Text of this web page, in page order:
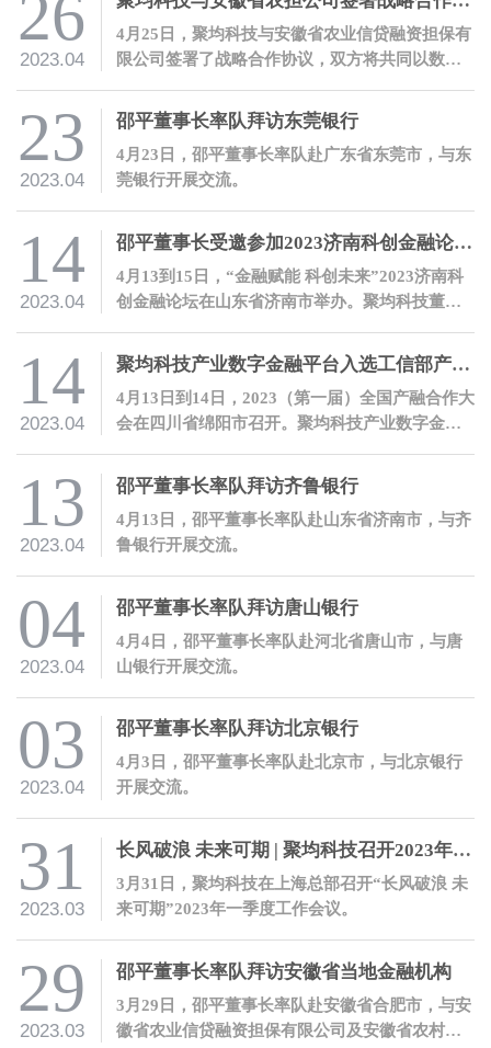
26
2023.04
4月25日，聚均科技与安徽省农业信贷融资担保有
限公司签署了战略合作协议，双方将共同以数字
23
2023.04
邵平董事长率队拜访东莞银行
4月23日，邵平董事长率队赴广东省东莞市，与东
莞银行开展交流。
14
2023.04
邵平董事长受邀参加2023济南科创金融论坛并发表主题演讲
4月13到15日，“金融赋能 科创未来”2023济南科
创金融论坛在山东省济南市举办。聚均科技董事
14
2023.04
聚均科技产业数字金融平台入选工信部产融合作平台典型案例
4月13日到14日，2023（第一届）全国产融合作大
会在四川省绵阳市召开。聚均科技产业数字金融
集（2023）》。
13
2023.04
邵平董事长率队拜访齐鲁银行
4月13日，邵平董事长率队赴山东省济南市，与齐
鲁银行开展交流。
04
2023.04
邵平董事长率队拜访唐山银行
4月4日，邵平董事长率队赴河北省唐山市，与唐
山银行开展交流。
03
2023.04
邵平董事长率队拜访北京银行
4月3日，邵平董事长率队赴北京市，与北京银行
开展交流。
31
2023.03
长风破浪 未来可期 | 聚均科技召开2023年一季度工作会议
3月31日，聚均科技在上海总部召开“长风破浪 未
来可期”2023年一季度工作会议。
29
2023.03
邵平董事长率队拜访安徽省当地金融机构
3月29日，邵平董事长率队赴安徽省合肥市，与安
徽省农业信贷融资担保有限公司及安徽省农村信